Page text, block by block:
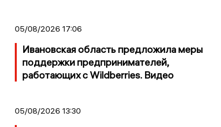
05/08/2026 17:06
Ивановская область предложила меры
поддержки предпринимателей,
работающих с Wildberries. Видео
05/08/2026 13:30